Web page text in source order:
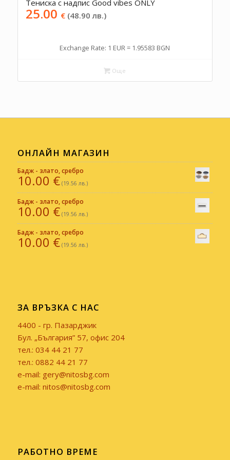
Тениска с надпис Good vibes ONLY
25.00 €(48.90 лв.)
Exchange Rate: 1 EUR = 1.95583 BGN
Още
ОНЛАЙН МАГАЗИН
Бадж - злато, сребро
10.00 €(19.56 лв.)
Бадж - злато, сребро
10.00 €(19.56 лв.)
Бадж - злато, сребро
10.00 €(19.56 лв.)
ЗА ВРЪЗКА С НАС
4400 - гр. Пазарджик
Бул. „България” 57, офис 204
тел.: 034 44 21 77
тел.: 0882 44 21 77
e-mail: gery@nitosbg.com
e-mail: nitos@nitosbg.com
РАБОТНО ВРЕМЕ